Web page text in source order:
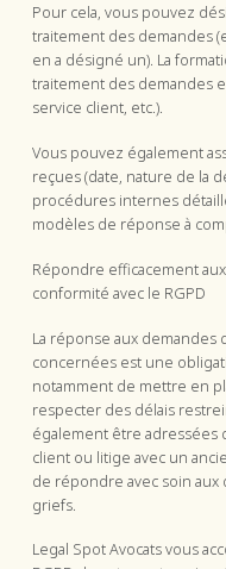
Pour cela, vous pouvez
traitement des demandes
en a désigné un). La
traitement des demandes
service client, etc.).
Vous pouvez également
reçues (date, nature de la
procédures internes
modèles de réponse à
Répondre efficacement
conformité avec le RGPD
La réponse aux demandes
concernées est une
notamment de mettre en
respecter des délais
également être adressées
client ou litige avec un
de répondre avec soin aux
griefs.
Legal Spot Avocats vous